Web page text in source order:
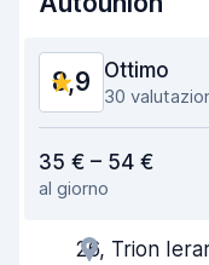
8,9 Ottimo
30
Facile da trovare
Gentilezza degli
35 € – 54 €
al giorno
26, Trion